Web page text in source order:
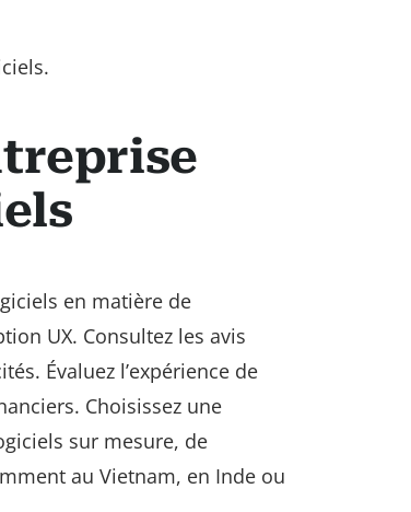
en matière de
UX. Consultez les avis
Évaluez l’expérience de
Choisissez une
sur mesure, de
au Vietnam, en Inde ou